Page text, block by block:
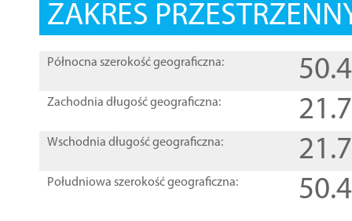
ZAKRES
Północna szerokość geograficzna:
Zachodnia długość geograficzna:
Wschodnia długość geograficzna:
Południowa szerokość geograficzna: